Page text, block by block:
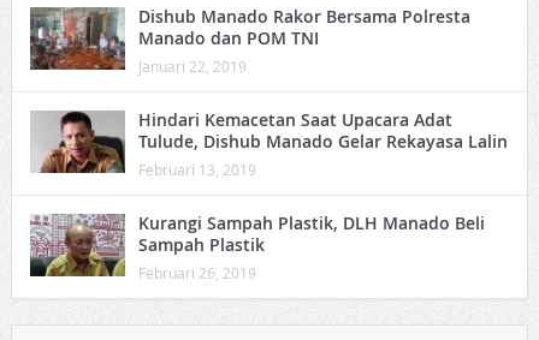
Dishub Manado Rakor Bersama Polresta
Manado dan POM TNI
Januari 22, 2019
Hindari Kemacetan Saat Upacara Adat
Tulude, Dishub Manado Gelar Rekayasa Lalin
Februari 13, 2019
Kurangi Sampah Plastik, DLH Manado Beli
Sampah Plastik
Februari 26, 2019